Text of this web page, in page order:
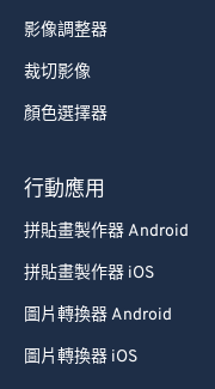
影像調整器
裁切影像
顏色選擇器
行動應用
拼貼畫製作器 Android
拼貼畫製作器 iOS
圖片轉換器 Android
圖片轉換器 iOS